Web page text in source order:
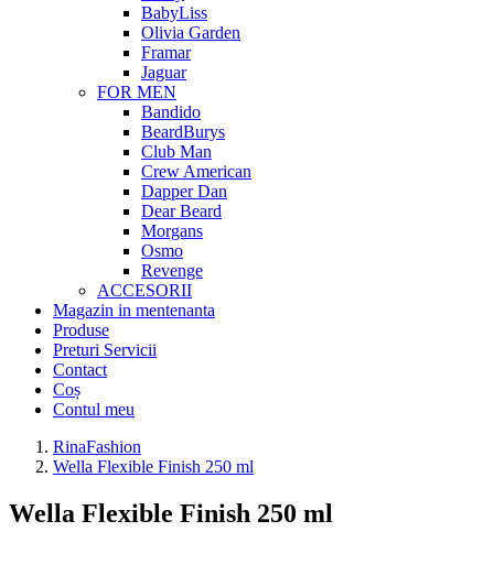
BabyLiss
Olivia Garden
Framar
Jaguar
FOR MEN
Bandido
BeardBurys
Club Man
Crew American
Dapper Dan
Dear Beard
Morgans
Osmo
Revenge
ACCESORII
Magazin in mentenanta
Produse
Preturi Servicii
Contact
Coș
Contul meu
RinaFashion
Wella Flexible Finish 250 ml
Wella Flexible Finish 250 ml